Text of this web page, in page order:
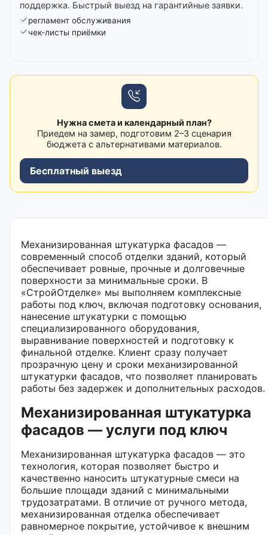
поддержка. Быстрый выезд на гарантийные заявки.
регламент обслуживания
чек-листы приёмки
Нужна смета и календарный план?
Приедем на замер, подготовим 2–3 сценария
бюджета с альтернативами материалов.
Бесплатный выезд
Механизированная штукатурка фасадов —
современный способ отделки зданий, который
обеспечивает ровные, прочные и долговечные
поверхности за минимальные сроки. В
«СтройОтделке» мы выполняем комплексные
работы под ключ, включая подготовку основания,
нанесение штукатурки с помощью
специализированного оборудования,
выравнивание поверхностей и подготовку к
финальной отделке. Клиент сразу получает
прозрачную цену и сроки механизированной
штукатурки фасадов, что позволяет планировать
работы без задержек и дополнительных расходов.
Механизированная штукатурка
фасадов — услуги под ключ
Механизированная штукатурка фасадов — это
технология, которая позволяет быстро и
качественно наносить штукатурные смеси на
большие площади зданий с минимальными
трудозатратами. В отличие от ручного метода,
механизированная отделка обеспечивает
равномерное покрытие, устойчивое к внешним